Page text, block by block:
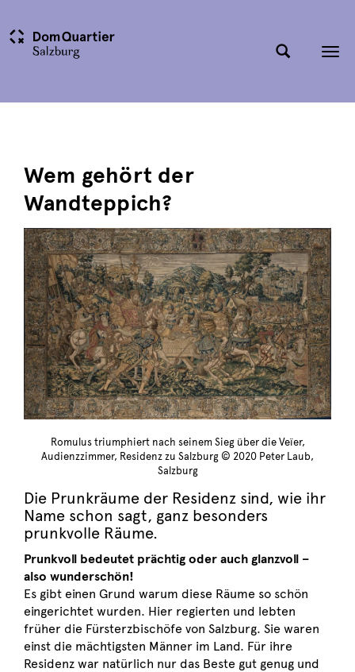
Wem gehört der
Wandteppich?
Romulus triumphiert nach seinem Sieg über die Veïer,
Audienzzimmer, Residenz zu Salzburg © 2020 Peter Laub,
Salzburg
Die Prunkräume der Residenz sind, wie ihr
Name schon sagt, ganz besonders
prunkvolle Räume.
Prunkvoll bedeutet prächtig oder auch glanzvoll –
also wunderschön!
Es gibt einen Grund warum diese Räume so schön
eingerichtet wurden. Hier regierten und lebten
früher die Fürsterzbischöfe von Salzburg. Sie waren
einst die mächtigsten Männer im Land. Für ihre
Residenz war natürlich nur das Beste gut genug und